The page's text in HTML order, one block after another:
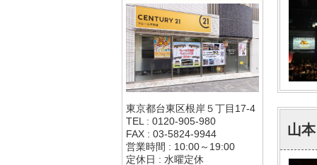
山
東京都台東区根岸５丁目17-4
TEL : 0120-905-980
FAX : 03-5824-9944
営業時間 : 10:00～19:00
定休日 : 水曜定休